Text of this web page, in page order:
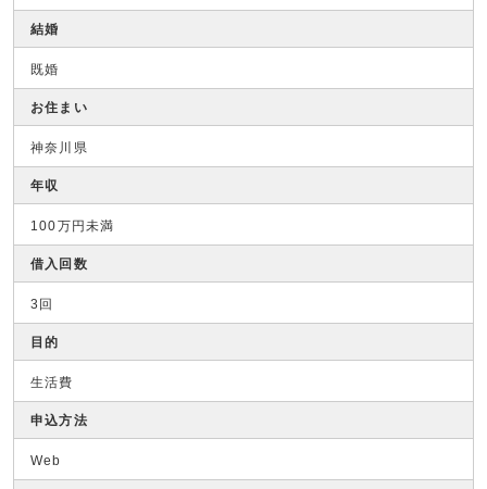
結婚
既婚
お住まい
神奈川県
年収
100万円未満
借入回数
3回
目的
生活費
申込方法
Web